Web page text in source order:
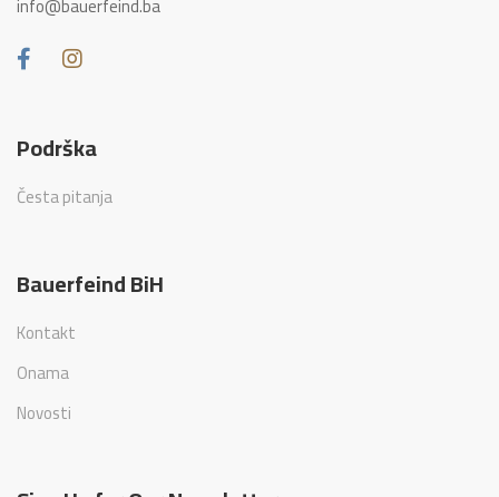
Podrška
Česta pitanja
Bauerfeind BiH
Kontakt
Onama
Novosti